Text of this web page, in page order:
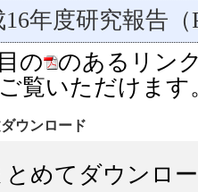
16年度研究報告
の
のあるリン
覧いただけます
ウンロード
とめてダウンロ